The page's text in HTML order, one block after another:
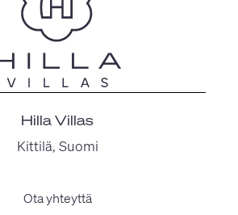
Hilla Villas
Kittilä, Suomi
Ota yhteyttä